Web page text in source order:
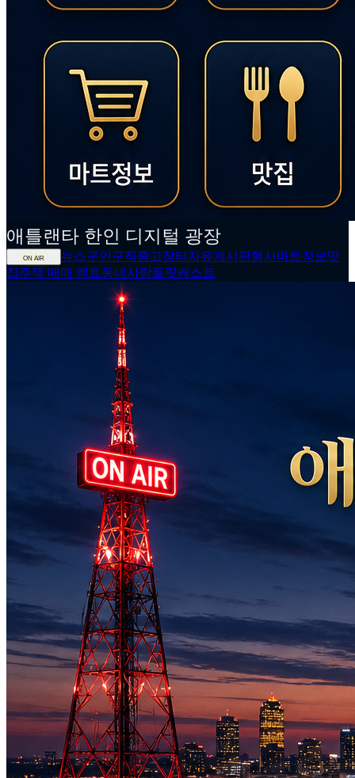
애틀랜타 한인 디지털 광장
ON AIR 뉴스구인구직중고장터 자유게시판행사마트정보 맛
집주택 매매 렌트동네사람들팟캐스트